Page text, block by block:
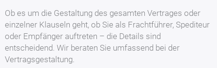
Ob es um die Gestaltung des gesamten Vertrages oder
einzelner Klauseln geht, ob Sie als Frachtführer, Spediteur
oder Empfänger auftreten – die Details sind
entscheidend. Wir beraten Sie umfassend bei der
Vertragsgestaltung.